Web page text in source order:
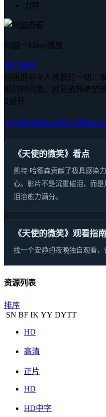
力荐
扫描一扫app播放
简介角色
玛丽拥有令人羡慕的一切：
限的时间里，她是选择绝望
 展开
#天使的微笑#凯特·哈德森#
《天使的微笑》看点
凯特·哈德森贡献了极具感染
心。影片不是沉重催泪，而
泪治愈力满分。
《天使的微笑》观看指南
找一个安静的夜晚独自观看，
资源列表
排序
SN BF IK YY DYTT
HD
高清
正片
HD
HD中字